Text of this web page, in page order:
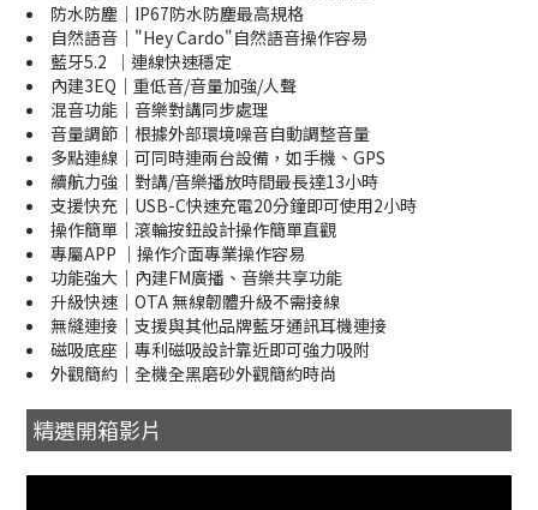
防水防塵｜IP67防水防塵最高規格
自然語音｜"Hey Cardo"自然語音操作容易
藍牙5.2 ｜連線快速穩定
內建3EQ｜重低音/音量加強/人聲
混音功能｜音樂對講同步處理
音量調節｜根據外部環境噪音自動調整音量
多點連線｜可同時連兩台設備，如手機、GPS
續航力強｜對講/音樂播放時間最長達13小時
支援快充｜USB-C快速充電20分鐘即可使用2小時
操作簡單｜滾輪按鈕設計操作簡單直觀
專屬APP ｜操作介面專業操作容易
功能強大｜內建FM廣播、音樂共享功能
升級快速｜OTA 無線韌體升級不需接線
無縫連接｜支援與其他品牌藍牙通訊耳機連接
磁吸底座｜專利磁吸設計靠近即可強力吸附
外觀簡約｜全機全黑磨砂外觀簡約時尚
精選開箱影片